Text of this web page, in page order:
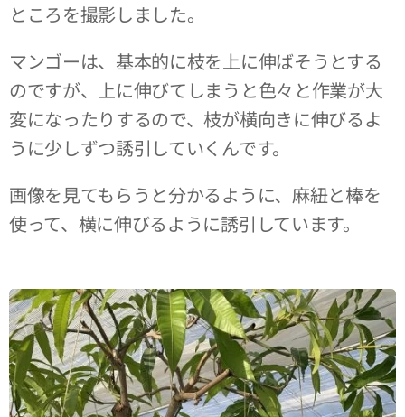
ところを撮影しました。
マンゴーは、基本的に枝を上に伸ばそうとする
のですが、上に伸びてしまうと色々と作業が大
変になったりするので、枝が横向きに伸びるよ
うに少しずつ誘引していくんです。
画像を見てもらうと分かるように、麻紐と棒を
使って、横に伸びるように誘引しています。